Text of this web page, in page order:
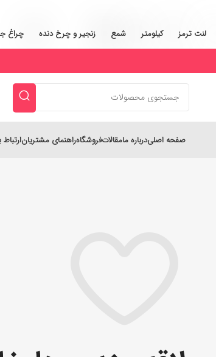
لنت ترمز کیلومتر شمع زنجیر و چرخ‌ دنده چراغ
صفحه اصلیدرباره مامقالاتفروشگاهراهنمای مشتریانارتباط